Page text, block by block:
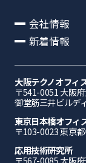
会社情報
新着情報
大阪テクノオフィ
〒541-0051 ⼤阪
御堂筋三井ビルデ
東京日本橋オフィ
〒103-0023 東京
応⽤技術研究所
〒567-0085 ⼤阪